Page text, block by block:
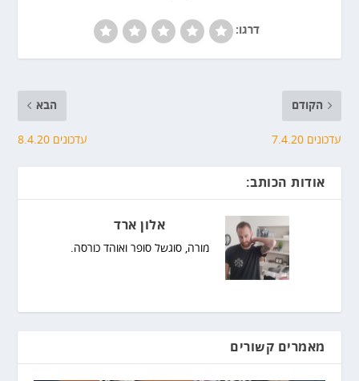
דרגו:
הקודם
עדכונים 7.4.20
הבא
עדכונים 8.4.20
אודות הכותב:
אלון ארד
מורה, סוגשל סופר ואוהד כורסה.
מאמרים קשורים